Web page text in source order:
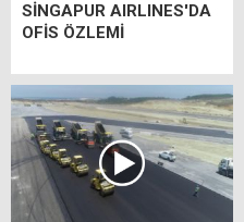
SİNGAPUR AIRLINES'DA
OFİS ÖZLEMİ